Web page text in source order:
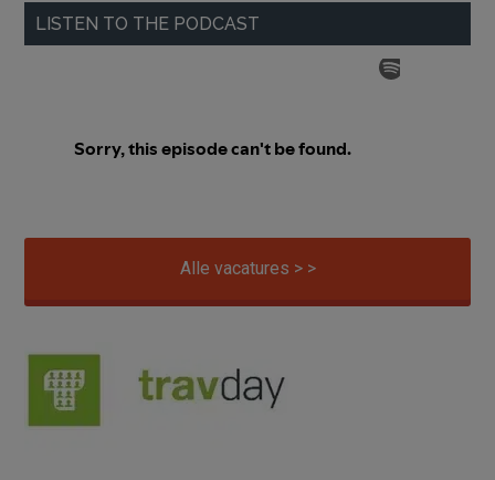
LISTEN TO THE PODCAST
Alle vacatures > >